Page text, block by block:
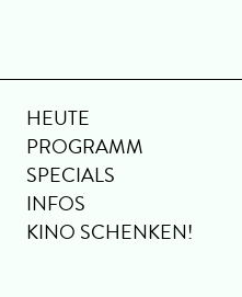
HEUTE
PROGRAMM
SPECIALS
INFOS
KINO SCHENKEN!